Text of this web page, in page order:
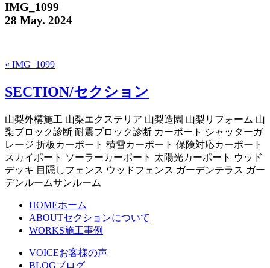
IMG_1099
28 May. 2024
« IMG_1099
SECTION/セクション
山梨外構施工 山梨エクステリア 山梨造園 山梨リフォーム 山
梨ブロック診断 耐震ブロック診断 カーポート シャッターガ
レージ 折板カーポート 積雪カーポート 保険対応カーポート
スカイポート ソーラーカーポート 太陽光カーポート ウッド
デッキ 目隠しフェンス ウッドフェンス ガーデンテラス ガー
デンルームサンルーム
HOMEホーム
ABOUTセクションについて
WORKS施工事例
VOICEお客様の声
BLOGブログ